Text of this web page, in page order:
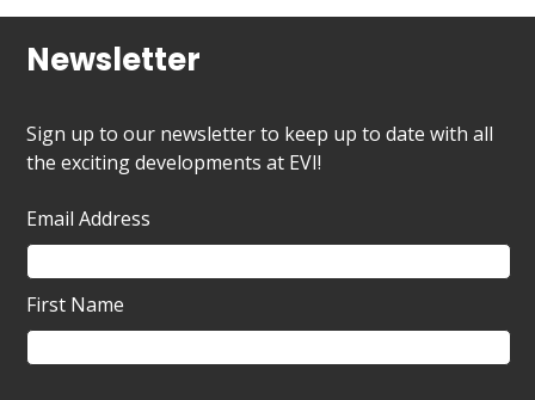
Newsletter
Sign up to our newsletter to keep up to date with all
the exciting developments at EVI!
Email Address
First Name